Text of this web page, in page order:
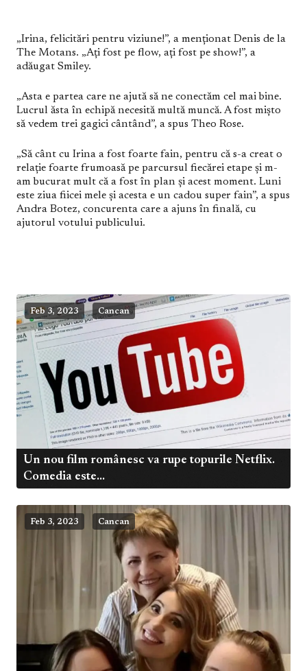
„Irina, felicitări pentru viziune!”, a menționat Denis de la
The Motans. „Ați fost pe flow, ați fost pe show!”, a
adăugat Smiley.
„Asta e partea care ne ajută să ne conectăm cel mai bine.
Lucrul ăsta în echipă necesită multă muncă. A fost mișto
să vedem trei gagici cântând”, a spus Theo Rose.
„Să cânt cu Irina a fost foarte fain, pentru că s-a creat o
relație foarte frumoasă pe parcursul fiecărei etape și m-
am bucurat mult că a fost în plan și acest moment. Luni
este ziua fiicei mele și acesta e un cadou super fain”, a spus
Andra Botez, concurenta care a ajuns în finală, cu
ajutorul votului publicului.
Feb 3, 2023 Cancan
Un nou film românesc va rupe topurile Netflix.
Comedia este...
Feb 3, 2023 Cancan